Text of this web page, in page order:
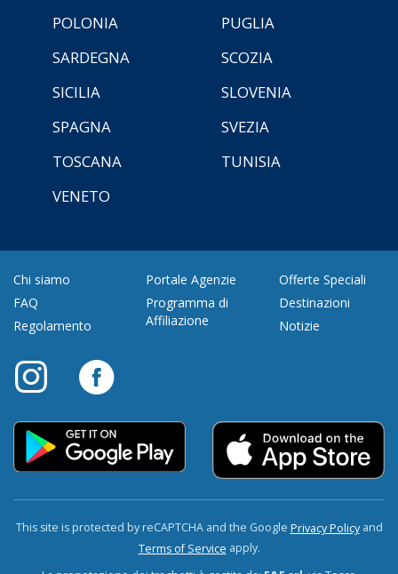
POLONIA
PUGLIA
SARDEGNA
SCOZIA
SICILIA
SLOVENIA
SPAGNA
SVEZIA
TOSCANA
TUNISIA
VENETO
Chi siamo
FAQ
Regolamento
Portale Agenzie
Programma di
Affiliazione
Offerte Speciali
Destinazioni
Notizie
This site is protected by reCAPTCHA and the Google Privacy Policyand
Terms of Service apply.